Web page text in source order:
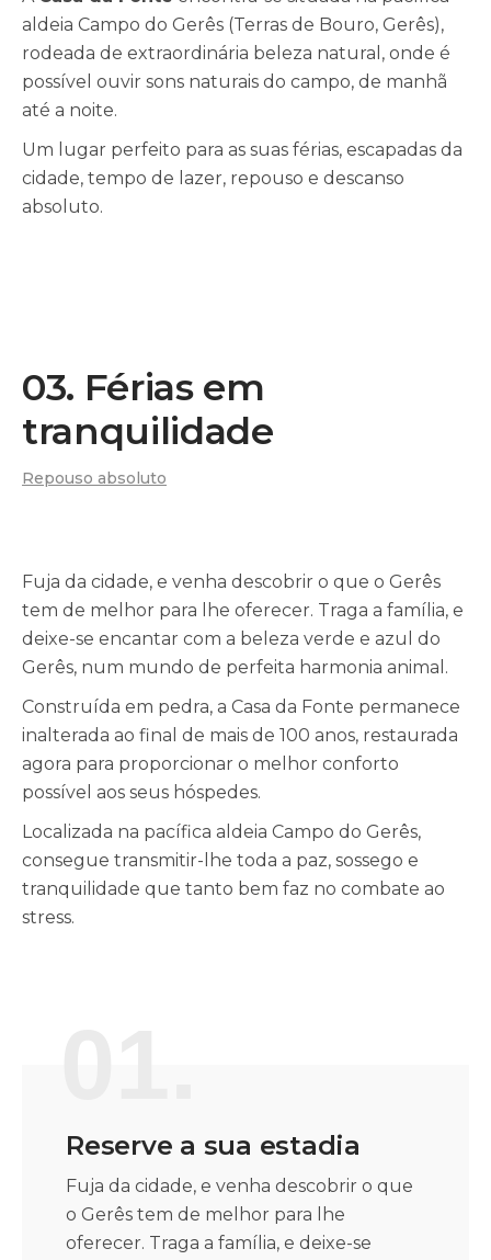
aldeia Campo do Gerês (Terras de Bouro, Gerês),
rodeada de extraordinária beleza natural, onde é
possível ouvir sons naturais do campo, de manhã
até a noite.
Um lugar perfeito para as suas férias, escapadas da
cidade, tempo de lazer, repouso e descanso
absoluto.
03. Férias em
tranquilidade
Repouso absoluto
Fuja da cidade, e venha descobrir o que o Gerês
tem de melhor para lhe oferecer. Traga a família, e
deixe-se encantar com a beleza verde e azul do
Gerês, num mundo de perfeita harmonia animal.
Construída em pedra, a Casa da Fonte permanece
inalterada ao final de mais de 100 anos, restaurada
agora para proporcionar o melhor conforto
possível aos seus hóspedes.
Localizada na pacífica aldeia Campo do Gerês,
consegue transmitir-lhe toda a paz, sossego e
tranquilidade que tanto bem faz no combate ao
stress.
Reserve a sua estadia
Fuja da cidade, e venha descobrir o que
o Gerês tem de melhor para lhe
oferecer. Traga a família, e deixe-se